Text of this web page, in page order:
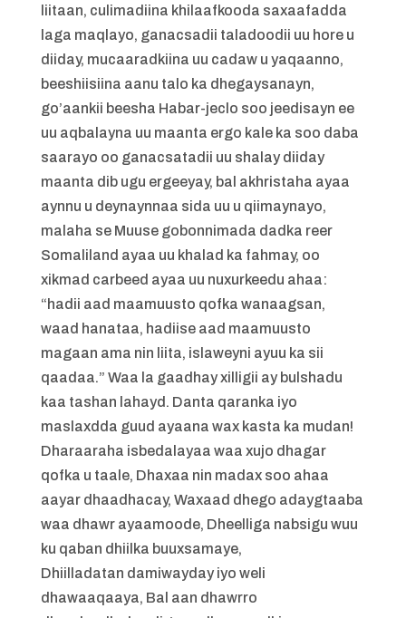
liitaan, culimadiina khilaafkooda saxaafadda
laga maqlayo, ganacsadii taladoodii uu hore u
diiday, mucaaradkiina uu cadaw u yaqaanno,
beeshiisiina aanu talo ka dhegaysanayn,
go’aankii beesha Habar-jeclo soo jeedisayn ee
uu aqbalayna uu maanta ergo kale ka soo daba
saarayo oo ganacsatadii uu shalay diiday
maanta dib ugu ergeeyay, bal akhristaha ayaa
aynnu u deynaynnaa sida uu u qiimaynayo,
malaha se Muuse gobonnimada dadka reer
Somaliland ayaa uu khalad ka fahmay, oo
xikmad carbeed ayaa uu nuxurkeedu ahaa:
“hadii aad maamuusto qofka wanaagsan,
waad hanataa, hadiise aad maamuusto
magaan ama nin liita, islaweyni ayuu ka sii
qaadaa.” Waa la gaadhay xilligii ay bulshadu
kaa tashan lahayd. Danta qaranka iyo
maslaxdda guud ayaana wax kasta ka mudan!
Dharaaraha isbedalayaa waa xujo dhagar
qofka u taale, Dhaxaa nin madax soo ahaa
aayar dhaadhacay, Waxaad dhego adaygtaaba
waa dhawr ayaamoode, Dheelliga nabsigu wuu
ku qaban dhiilka buuxsamaye,
Dhiilladatan damiwayday iyo weli
dhawaaqaaya, Bal aan dhawrro